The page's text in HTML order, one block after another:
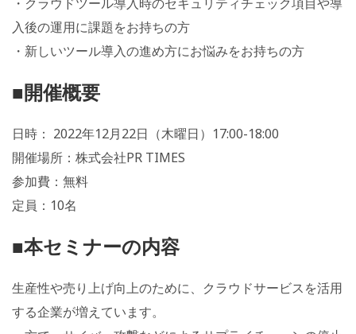
入後の運用に課題をお持ちの方
・新しいツール導入の進め方にお悩みをお持ちの方
■開催概要
日時： 2022年12月22日（木曜日）17:00-18:00
開催場所：株式会社PR TIMES
参加費：無料
定員：10名
■本セミナーの内容
生産性や売り上げ向上のために、クラウドサービスを活用
する企業が増えています。